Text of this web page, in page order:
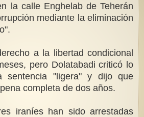
la calle Enghelab de Teherán
mediante la eliminación
a la libertad condicional
pero Dolatabadi criticó lo
sentencia "ligera" y dijo que
completa de dos años.
iraníes han sido arrestadas